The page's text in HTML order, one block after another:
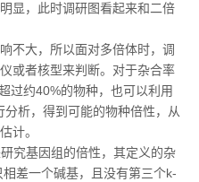
显，此时调研图看起来和二倍
不大，所以面对多倍体时，调
或者核型来判断。对于杂合率
过约40%的物种，也可以利用
分析，得到可能的物种倍性，从
计。
究基因组的倍性，其定义的杂
差一个碱基，且没有第三个k-